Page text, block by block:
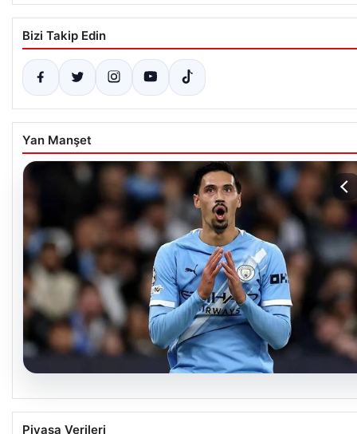
Bizi Takip Edin
Yan Manşet
Galatasaray’da orta sahaya dev isim!
Piyasa Verileri